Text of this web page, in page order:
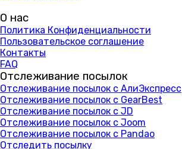
О нас
Политика Конфиденциальности
Пользовательское соглашение
Контакты
FAQ
Отслеживание посылок
Отслеживание посылок с АлиЭкспресс
Отслеживание посылок с GearBest
Отслеживание посылок с JD
Отслеживание посылок с Joom
Отслеживание посылок с Pandao
Отследить посылку